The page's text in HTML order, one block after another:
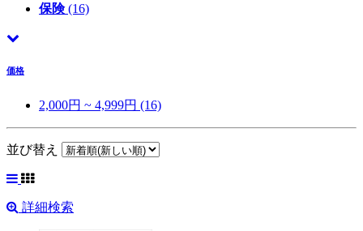
保険 (16)
価格
2,000円 ~ 4,999円 (16)
並び替え
詳細検索